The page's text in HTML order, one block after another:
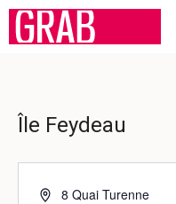
Aller
Île Feydeau
A
8 Quai Turenne